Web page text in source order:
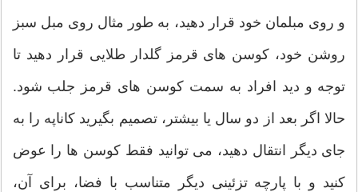
و روی مبلمان خود قرار دهید، به طور مثال روی مبل سبز
روشن خود، کوسن های قرمز گلدار طلایی قرار دهید تا
توجه و دید افراد به سمت کوسن های قرمز جلب شود.
حالا اگر بعد از دو سال یا بیشتر، تصمیم بگیرید کاناپه را به
جای دیگر انتقال دهید، می توانید فقط کوسن ها را عوض
کنید و با پارچه تزئینی دیگر متناسب با فضا، برای آن،